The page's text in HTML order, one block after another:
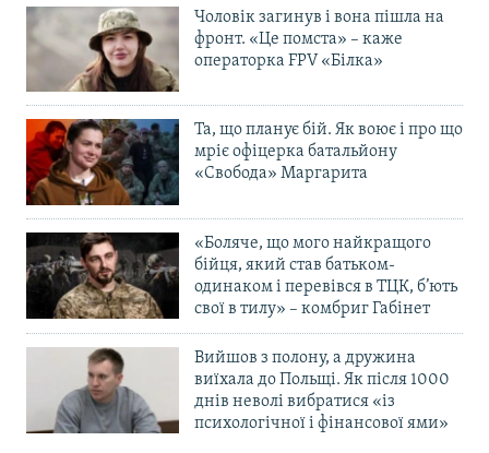
Чоловік загинув і вона пішла на
фронт. «Це помста» – каже
операторка FPV «Білка»
Та, що планує бій. Як воює і про що
мріє офіцерка батальйону
«Свобода» Маргарита
«Боляче, що мого найкращого
бійця, який став батьком-
одинаком і перевівся в ТЦК, б’ють
свої в тилу» – комбриг Габінет
Вийшов з полону, а дружина
виїхала до Польщі. Як після 1000
днів неволі вибратися «із
психологічної і фінансової ями»